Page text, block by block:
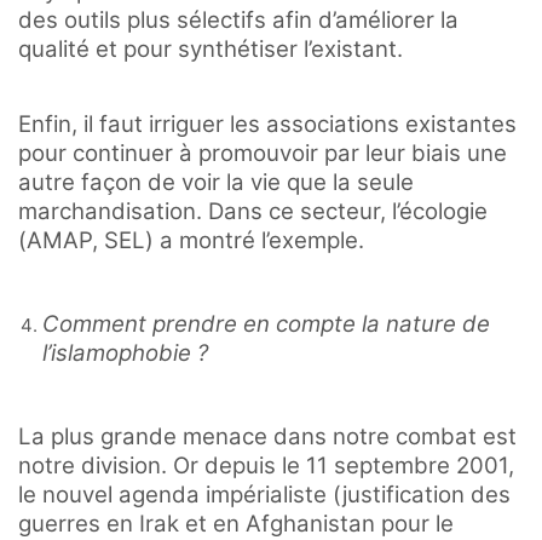
des outils plus sélectifs afin d’améliorer la
qualité et pour synthétiser l’existant.
Enfin, il faut irriguer les associations existantes
pour continuer à promouvoir par leur biais une
autre façon de voir la vie que la seule
marchandisation. Dans ce secteur, l’écologie
(AMAP, SEL) a montré l’exemple.
Comment prendre en compte la nature de
l’islamophobie ?
La plus grande menace dans notre combat est
notre division. Or depuis le 11 septembre 2001,
le nouvel agenda impérialiste (justification des
guerres en Irak et en Afghanistan pour le